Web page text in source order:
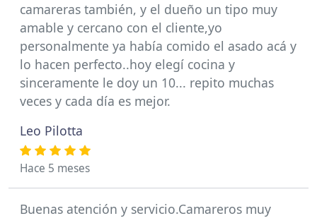
camareras también, y el dueño un tipo muy
amable y cercano con el cliente,yo
personalmente ya había comido el asado acá y
lo hacen perfecto..hoy elegí cocina y
sinceramente le doy un 10... repito muchas
veces y cada día es mejor.
Leo Pilotta
Hace 5 meses
Buenas atención y servicio.Camareros muy